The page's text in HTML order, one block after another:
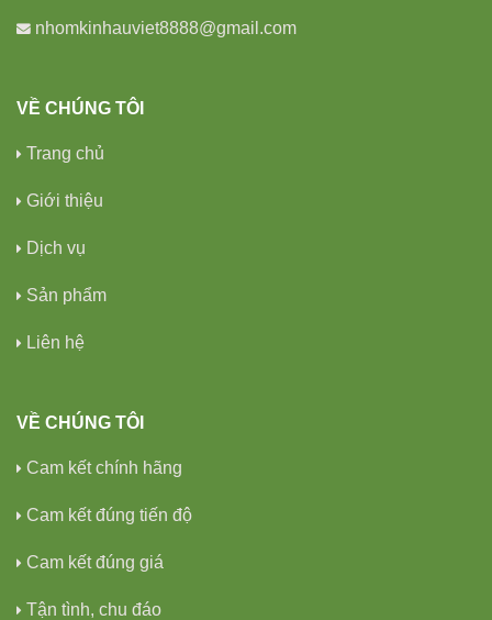
nhomkinhauviet8888@gmail.com
VỀ CHÚNG TÔI
Trang chủ
Giới thiệu
Dịch vụ
Sản phẩm
Liên hệ
VỀ CHÚNG TÔI
Cam kết chính hãng
Cam kết đúng tiến độ
Cam kết đúng giá
Tận tình, chu đáo